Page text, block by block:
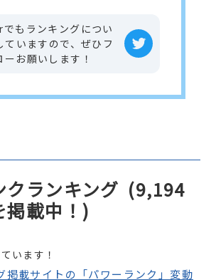
もランキングについ
ていますので、ぜひフ
ーお願いします！
ランキング (9,194
掲載中！)
います！
掲載サイトの「パワーランク」変動